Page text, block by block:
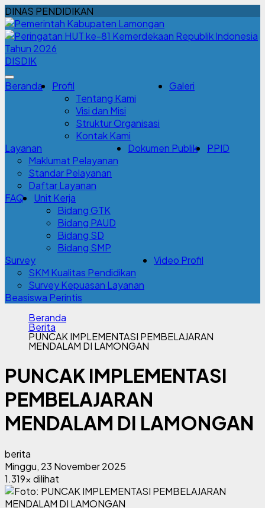
DINAS PENDIDIKAN
DISDIK
Beranda
Profil
Tentang Kami
Visi dan Misi
Struktur Organisasi
Kontak Kami
Galeri
Layanan
Maklumat Pelayanan
Standar Pelayanan
Daftar Layanan
Dokumen Publik PPID
FAQ
Unit Kerja
Bidang GTK
Bidang PAUD
Bidang SD
Bidang SMP
Survey
SKM Kualitas Pendidikan
Survey Kepuasan Layanan
Video Profil
Beasiswa Perintis
Beranda
Berita
PUNCAK IMPLEMENTASI PEMBELAJARAN
MENDALAM DI LAMONGAN
PUNCAK IMPLEMENTASI
PEMBELAJARAN
MENDALAM DI LAMONGAN
berita
Minggu, 23 November 2025
1.319x dilihat